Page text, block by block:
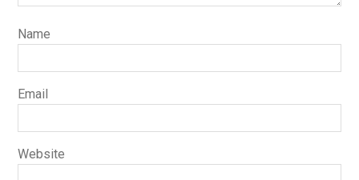
Name
Email
Website